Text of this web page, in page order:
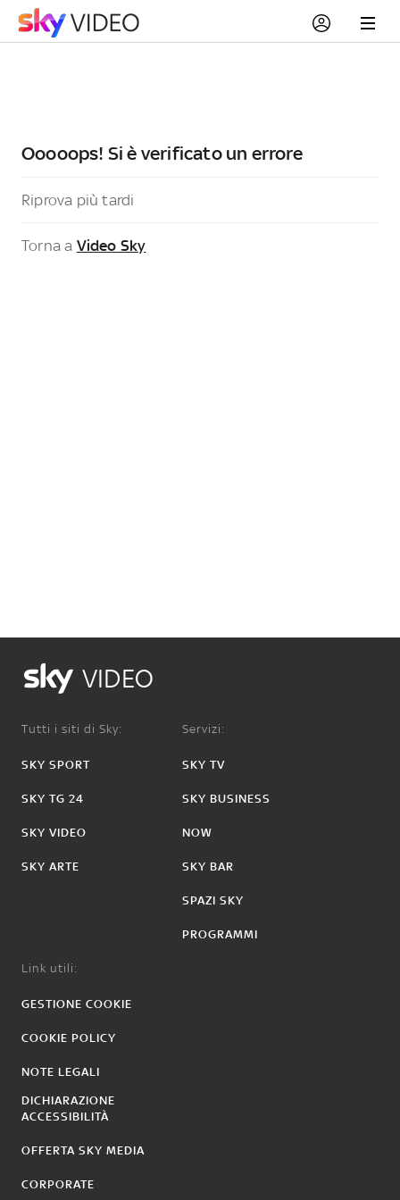
Ooooops! Si è verificato un errore
Riprova più tardi
Torna a Video Sky
VIDEO
Tutti i siti di Sky:
SKY SPORT
SKY TG 24
SKY VIDEO
SKY ARTE
Servizi:
SKY TV
SKY BUSINESS
NOW
SKY BAR
SPAZI SKY
PROGRAMMI
Link utili:
GESTIONE COOKIE
COOKIE POLICY
NOTE LEGALI
DICHIARAZIONE
ACCESSIBILITÀ
OFFERTA SKY MEDIA
CORPORATE